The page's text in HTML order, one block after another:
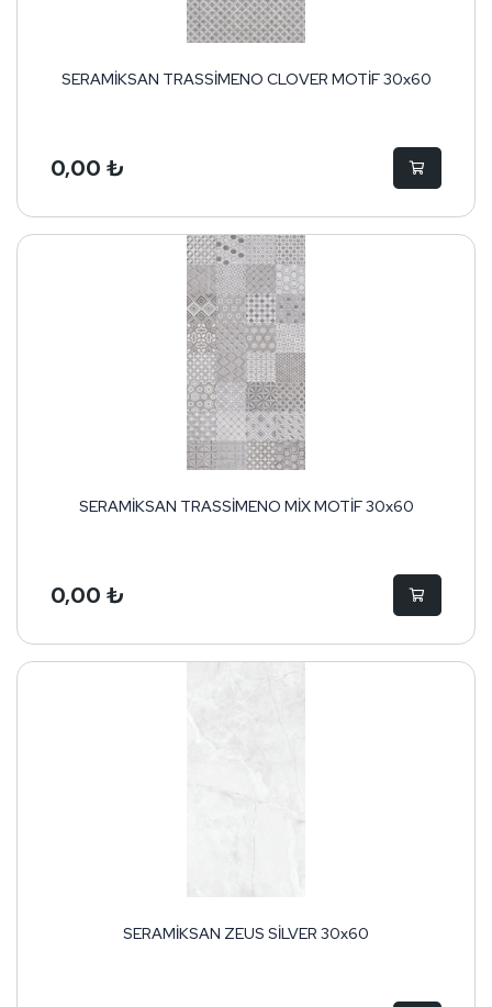
SERAMİKSAN TRASSİMENO CLOVER MOTİF 30x60
0,00 ₺
SERAMİKSAN TRASSİMENO MİX MOTİF 30x60
0,00 ₺
SERAMİKSAN ZEUS SİLVER 30x60